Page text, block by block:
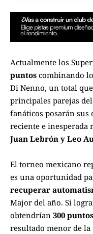
Actualmente los
puntos combinando
Di Nenno, un total
principales parejas
fanáticos posarán
reciente e inesperada
Juan Lebrón y Leo
El torneo mexicano
es una oportunidad
recuperar
Major del año. Si
obtendrían 300 puntos
resultado menor de